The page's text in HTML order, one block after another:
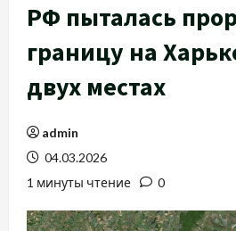
РФ пыталась
границу на
двух местах
admin
04.03.2026
1 минуты чтение
0